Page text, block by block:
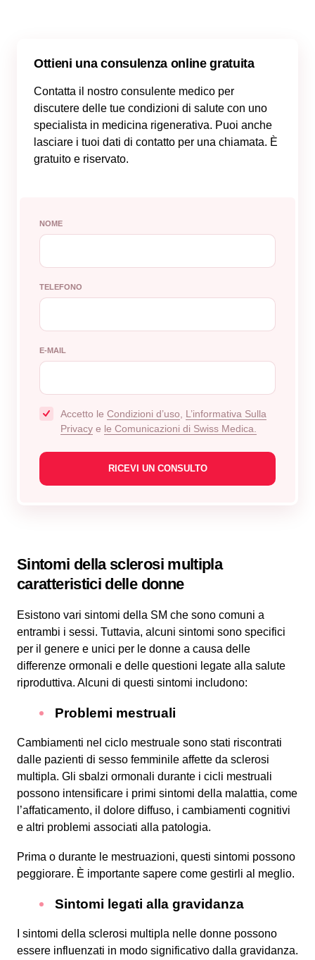
Ottieni una consulenza online gratuita
Contatta il nostro consulente medico per
discutere delle tue condizioni di salute con uno
specialista in medicina rigenerativa. Puoi anche
lasciare i tuoi dati di contatto per una chiamata. È
gratuito e riservato.
NOME
TELEFONO
E-MAIL
Accetto le Сondizioni d’uso
L’informativa Sulla
Privacy e le Comunicazioni di Swiss Medica.
Sintomi della sclerosi multipla
caratteristici delle donne
Esistono vari sintomi della SM che sono comuni a
entrambi i sessi. Tuttavia, alcuni sintomi sono specifici
per il genere e unici per le donne a causa delle
differenze ormonali e delle questioni legate alla salute
riproduttiva. Alcuni di questi sintomi includono:
Problemi mestruali
Cambiamenti nel ciclo mestruale sono stati riscontrati
dalle pazienti di sesso femminile affette da sclerosi
multipla. Gli sbalzi ormonali durante i cicli mestruali
possono intensificare i primi sintomi della malattia, come
l’affaticamento, il dolore diffuso, i cambiamenti cognitivi
e altri problemi associati alla patologia.
Prima o durante le mestruazioni, questi sintomi possono
peggiorare. È importante sapere come gestirli al meglio.
Sintomi legati alla gravidanza
I sintomi della sclerosi multipla nelle donne possono
essere influenzati in modo significativo dalla gravidanza.